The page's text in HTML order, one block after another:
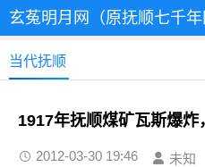
玄菟明月网（原抚顺七千年
当代抚顺
1917年抚顺煤矿瓦斯爆炸
2012-03-30 19:46 未知